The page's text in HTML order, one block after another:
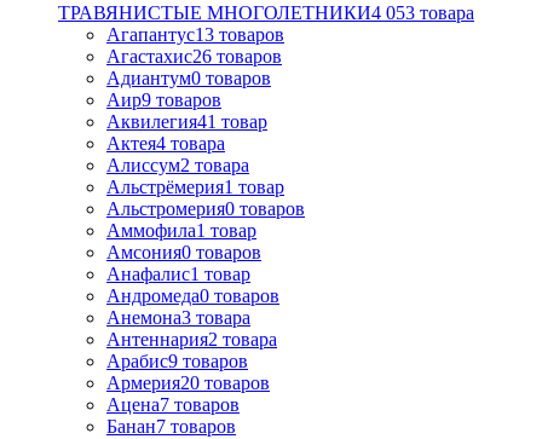
ТРАВЯНИСТЫЕ МНОГОЛЕТНИКИ4 053 товара
Агапантус13 товаров
Агастахис26 товаров
Адиантум0 товаров
Аир9 товаров
Аквилегия41 товар
Актея4 товара
Алиссум2 товара
Альстрёмерия1 товар
Альстромерия0 товаров
Аммофила1 товар
Амсония0 товаров
Анафалис1 товар
Андромеда0 товаров
Анемона3 товара
Антеннария2 товара
Арабис9 товаров
Армерия20 товаров
Ацена7 товаров
Банан7 товаров